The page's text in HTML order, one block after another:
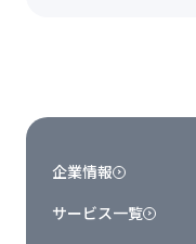
企業情報
サービス一覧